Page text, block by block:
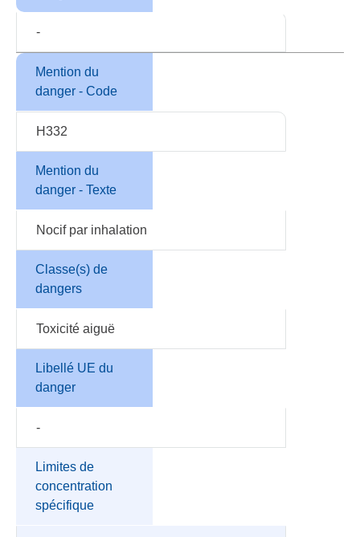
-
Mention du
danger - Code
H332
Mention du
danger - Texte
Nocif par inhalation
Classe(s) de
dangers
Toxicité aiguë
Libellé UE du
danger
-
Limites de
concentration
spécifique